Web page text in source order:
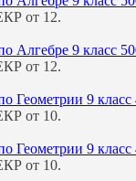
от 12.
Алгебре 9 класс
от 12.
Геометрии 9 класс
от 10.
Геометрии 9 класс
от 10.